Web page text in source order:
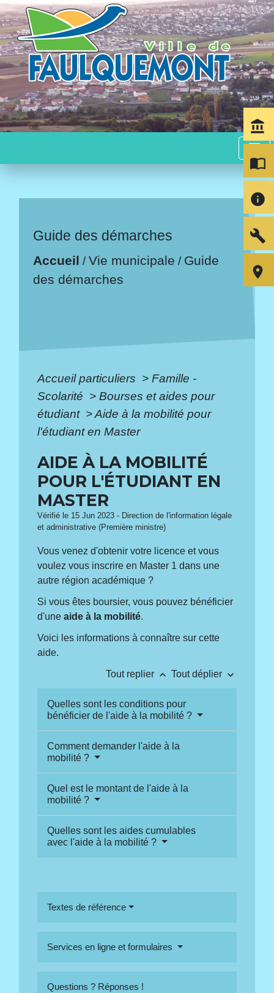
menu
Guide des démarches
Accueil /Vie municipale / Guide
des démarches
Accueil particuliers > Famille -
Scolarité > Bourses et aides pour
étudiant >Aide à la mobilité pour
l'étudiant en Master
AIDE À LA MOBILITÉ
POUR L'ÉTUDIANT EN
MASTER
Vérifié le 15 Jun 2023 - Direction de l'information légale
et administrative (Première ministre)
Vous venez d'obtenir votre licence et vous
voulez vous inscrire en Master 1 dans une
autre région académique ?
Si vous êtes boursier, vous pouvez bénéficier
d'uneaide à la mobilité.
Voici les informations à connaître sur cette
aide.
Tout replier keyboard_arrow_up Tout déplier keyboard_arrow_down
Quelles sont les conditions pour
bénéficier de l'aide à la mobilité ?
Comment demander l'aide à la
mobilité ?
Quel est le montant de l'aide à la
mobilité ?
Quelles sont les aides cumulables
avec l'aide à la mobilité ?
Textes de référence
Services en ligne et formulaires
Questions ? Réponses !
account_balance
import_contacts
info
build
room